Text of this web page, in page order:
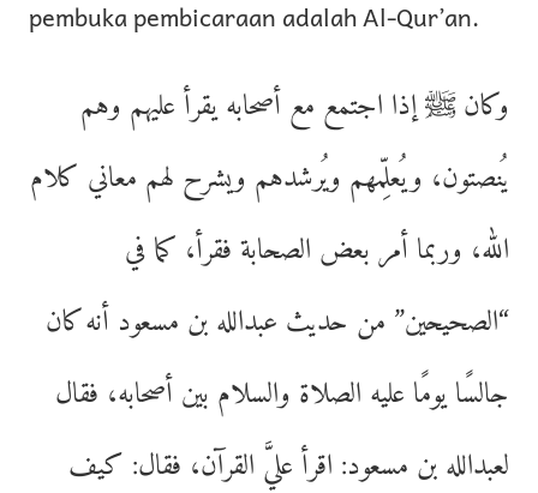
pembuka pembicaraan adalah Al-Qur’an.
وكان ﷺ إذا اجتمع مع أصحابه يقرأ عليهم وهم
يُنصتون، ويُعلِّمهم ويُرشدهم ويشرح لهم معاني كلام
الله، وربما أمر بعض الصحابة فقرأ، كما في
“الصحيحين” من حديث عبدالله بن مسعود أنه كان
جالسًا يومًا عليه الصلاة والسلام بين أصحابه، فقال
لعبدالله بن مسعود: اقرأ عليَّ القرآن، فقال: كيف